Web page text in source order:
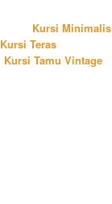
Kursi Minimalis
Kursi Teras
Kursi Tamu Vintage